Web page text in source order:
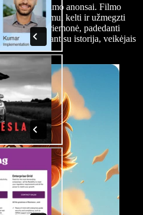
padeda filmo anonsai. Filmo
susidomėjimui kelti ir užmegzti
svarbi priemonė, padedanti
supažindinant su istorija, veikėjais